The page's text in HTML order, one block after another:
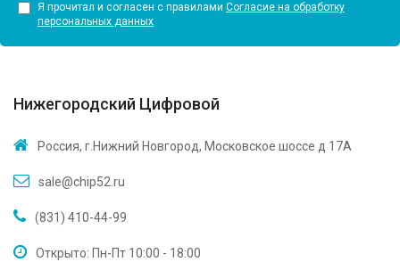
Я прочитал и согласен с правилами Согласие на обработку
персональных данных
Нижегородский Цифровой
Россия, г.Нижний Новгород, Московское шоссе д 17А
sale@chip52.ru
(831) 410-44-99
Открыто: Пн-Пт 10:00 - 18:00